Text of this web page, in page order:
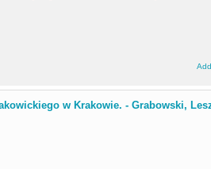
w Krakowie. - Grabowski,